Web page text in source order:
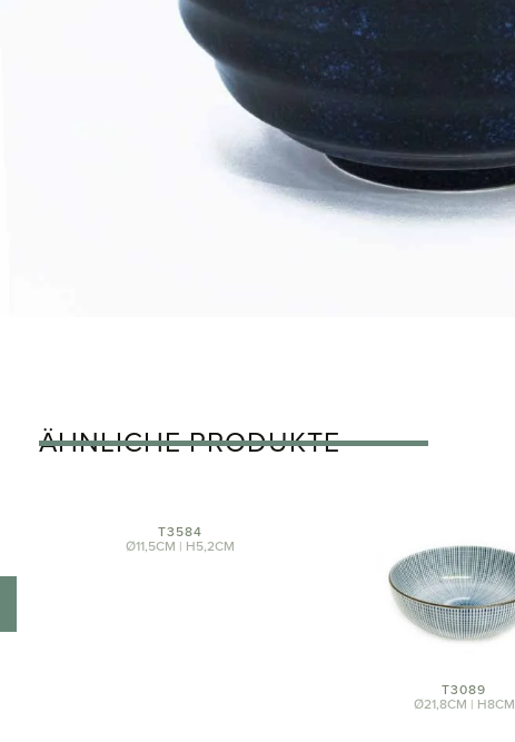
ÄHNLICHE PRODUKTE
T3584
Ø11,5CM | H5,2CM
T3089
Ø21,8CM | H8CM